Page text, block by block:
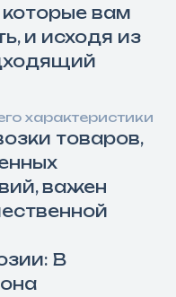
которые вам
и исходя из
характеристики
товаров,
важен
В